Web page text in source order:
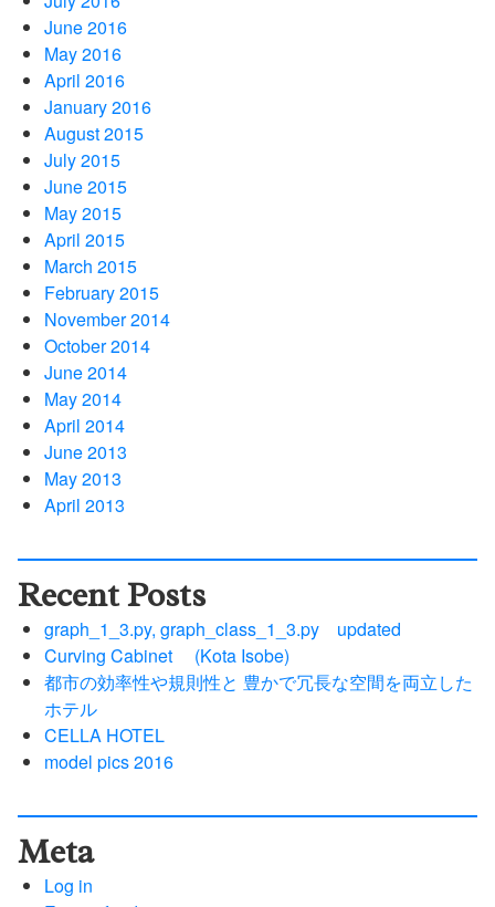
June 2016
May 2016
April 2016
January 2016
August 2015
July 2015
June 2015
May 2015
April 2015
March 2015
February 2015
November 2014
October 2014
June 2014
May 2014
April 2014
June 2013
May 2013
April 2013
Recent Posts
graph_1_3.py, graph_class_1_3.py updated
Curving Cabinet (Kota Isobe)
都市の効率性や規則性と 豊かで冗長な空間を両立した
ホテル
CELLA HOTEL
model pics 2016
Meta
Log in